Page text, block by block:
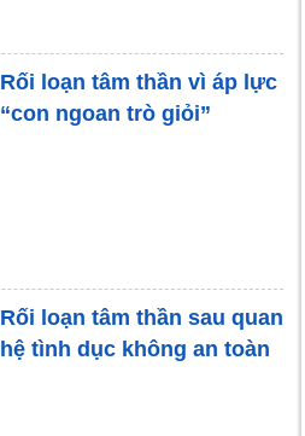
Rối loạn tâm thần vì áp lực
“con ngoan trò giỏi”
Rối loạn tâm thần sau quan
hệ tình dục không an toàn